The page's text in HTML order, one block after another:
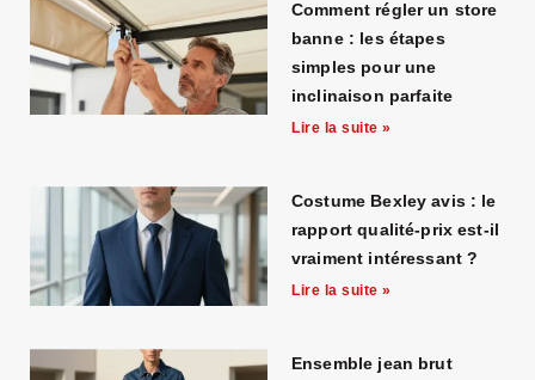
Comment régler un store
banne : les étapes
simples pour une
inclinaison parfaite
Lire la suite »
Costume Bexley avis : le
rapport qualité-prix est-il
vraiment intéressant ?
Lire la suite »
Ensemble jean brut